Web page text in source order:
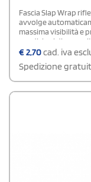
Fascia Slap Wrap
avvolge
massima visibilità e
condizioni di scarsa
riflettenti di alta
confortevole. La
2016/425 sui
rispetta i requisiti di
assicurando
€2,70cad. iva
Spedizione